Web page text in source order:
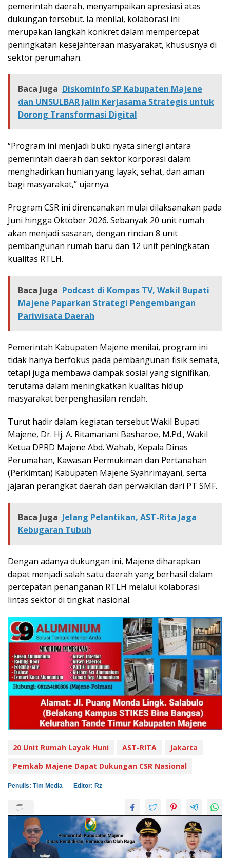
pemerintah daerah, menyampaikan apresiasi atas
dukungan tersebut. Ia menilai, kolaborasi ini
merupakan langkah konkret dalam mempercepat
peningkatan kesejahteraan masyarakat, khususnya di
sektor perumahan.
Baca Juga Diskominfo SP Kabupaten Majene
dan UNSULBAR Jalin Kerjasama Strategis untuk
Dorong Transformasi Digital
“Program ini menjadi bukti nyata sinergi antara
pemerintah daerah dan sektor korporasi dalam
menghadirkan hunian yang layak, sehat, dan aman
bagi masyarakat,” ujarnya.
Program CSR ini direncanakan mulai dilaksanakan pada
Juni hingga Oktober 2026. Sebanyak 20 unit rumah
akan menjadi sasaran, dengan rincian 8 unit
pembangunan rumah baru dan 12 unit peningkatan
kualitas RTLH.
Baca Juga Podcast di Kompas TV, Wakil Bupati
Majene Paparkan Strategi Pengembangan
Pariwisata Daerah
Pemerintah Kabupaten Majene menilai, program ini
tidak hanya berfokus pada pembangunan fisik semata,
tetapi juga membawa dampak sosial yang signifikan,
terutama dalam meningkatkan kualitas hidup
masyarakat berpenghasilan rendah.
Turut hadir dalam kegiatan tersebut Wakil Bupati
Majene, Dr. Hj. A. Ritamariani Basharoe, M.Pd., Wakil
Ketua DPRD Majene Abd. Wahab, Kepala Dinas
Perumahan, Kawasan Permukiman dan Pertanahan
(Perkimtan) Kabupaten Majene Syahrimayani, serta
jajaran perangkat daerah dan perwakilan dari PT SMF.
Baca Juga Jelang Pelantikan, AST-Rita Jaga
Kebugaran Tubuh
Dengan adanya dukungan ini, Majene diharapkan
dapat menjadi salah satu daerah yang berhasil dalam
percepatan penanganan RTLH melalui kolaborasi
lintas sektor di tingkat nasional.
20 Unit Rumah Layak Huni AST-RITA
Jakarta
Pemkab Majene Dapat Dukungan CSR Nasional
Penulis: Tim Media Editor: Rz